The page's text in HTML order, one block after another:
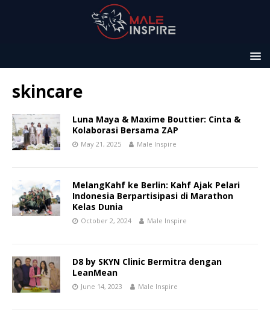
skincare
Luna Maya & Maxime Bouttier: Cinta &
Kolaborasi Bersama ZAP
May 21, 2025 Male Inspire
MelangKahf ke Berlin: Kahf Ajak Pelari
Indonesia Berpartisipasi di Marathon
Kelas Dunia
October 2, 2024 Male Inspire
D8 by SKYN Clinic Bermitra dengan
LeanMean
June 14, 2023 Male Inspire